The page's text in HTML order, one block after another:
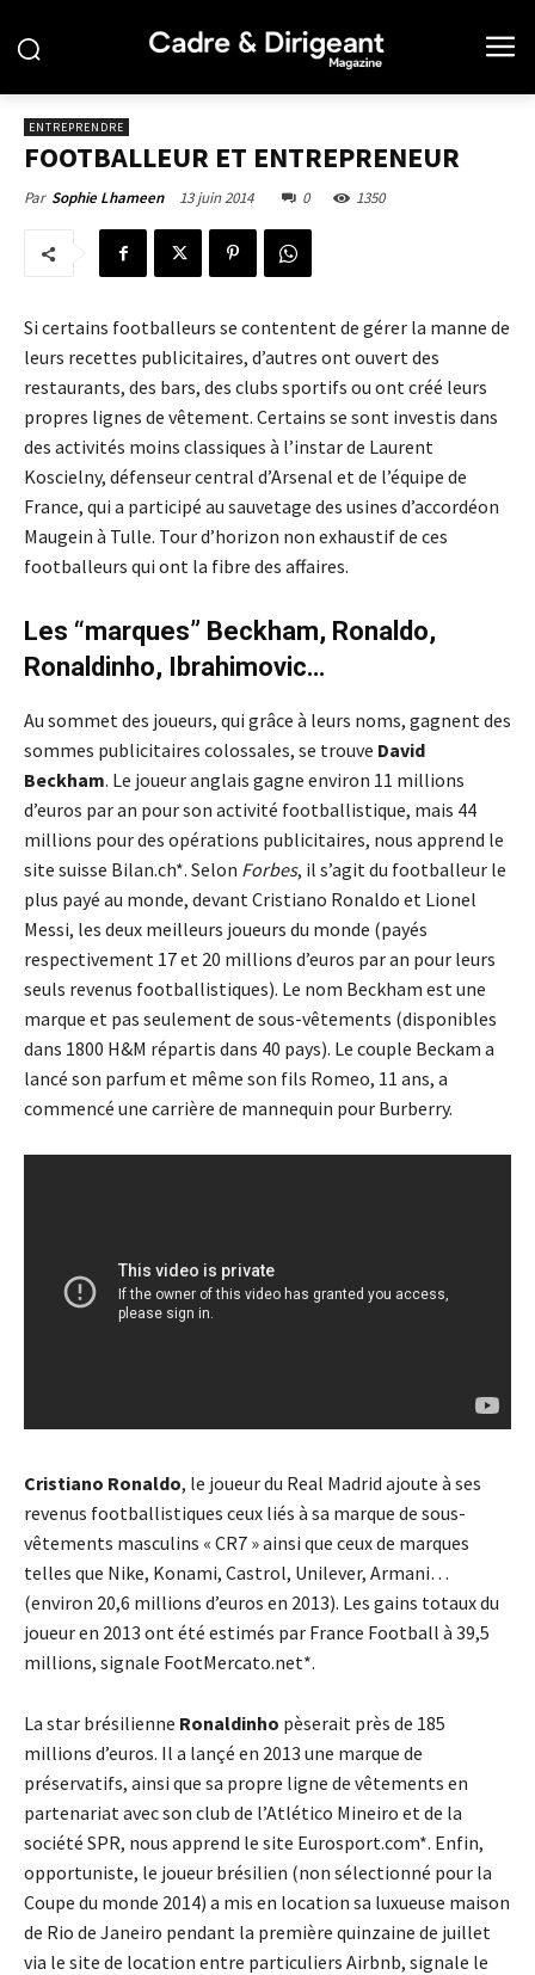
ENTREPRENDRE
FOOTBALLEUR ET ENTREPRENEUR
Par Sophie Lhameen 13 juin 2014 0 1350
Si certains footballeurs se contentent de gérer la manne de
leurs recettes publicitaires, d’autres ont ouvert des
restaurants, des bars, des clubs sportifs ou ont créé leurs
propres lignes de vêtement. Certains se sont investis dans
des activités moins classiques à l’instar de Laurent
Koscielny, défenseur central d’Arsenal et de l’équipe de
France, qui a participé au sauvetage des usines d’accordéon
Maugein à Tulle. Tour d’horizon non exhaustif de ces
footballeurs qui ont la fibre des affaires.
Les “marques” Beckham, Ronaldo,
Ronaldinho, Ibrahimovic…
Au sommet des joueurs, qui grâce à leurs noms, gagnent des
sommes publicitaires colossales, se trouve David
Beckham. Le joueur anglais gagne environ 11 millions
d’euros par an pour son activité footballistique, mais 44
millions pour des opérations publicitaires, nous apprend le
site suisse Bilan.ch*. Selon Forbes, il s’agit du footballeur le
plus payé au monde, devant Cristiano Ronaldo et Lionel
Messi, les deux meilleurs joueurs du monde (payés
respectivement 17 et 20 millions d’euros par an pour leurs
seuls revenus footballistiques). Le nom Beckham est une
marque et pas seulement de sous-vêtements (disponibles
dans 1800 H&M répartis dans 40 pays). Le couple Beckam a
lancé son parfum et même son fils Romeo, 11 ans, a
commencé une carrière de mannequin pour Burberry.
Cristiano Ronaldo, le joueur du Real Madrid ajoute à ses
revenus footballistiques ceux liés à sa marque de sous-
vêtements masculins « CR7 » ainsi que ceux de marques
telles que Nike, Konami, Castrol, Unilever, Armani…
(environ 20,6 millions d’euros en 2013). Les gains totaux du
joueur en 2013 ont été estimés par France Football à 39,5
millions, signale FootMercato.net*.
La star brésilienne Ronaldinho pèserait près de 185
millions d’euros. Il a lançé en 2013 une marque de
préservatifs, ainsi que sa propre ligne de vêtements en
partenariat avec son club de l’Atlético Mineiro et de la
société SPR, nous apprend le site Eurosport.com*. Enfin,
opportuniste, le joueur brésilien (non sélectionné pour la
Coupe du monde 2014) a mis en location sa luxueuse maison
de Rio de Janeiro pendant la première quinzaine de juillet
via le site de location entre particuliers Airbnb, signale le